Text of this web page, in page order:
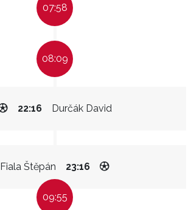
07:58
08:09
Durčák David
22:16
Fiala Štěpán 23:16
09:55